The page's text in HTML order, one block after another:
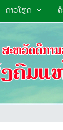
ດາວໂຫຼດ